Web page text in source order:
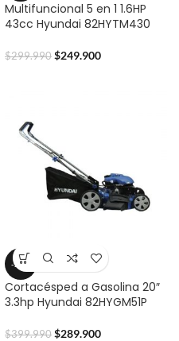
Multifuncional 5 en 1 1.6HP
43cc Hyundai 82HYTM430
$299.990 $249.900
-28%
Cortacésped a Gasolina 20″
3.3hp Hyundai 82HYGM51P
$399.990 $289.900